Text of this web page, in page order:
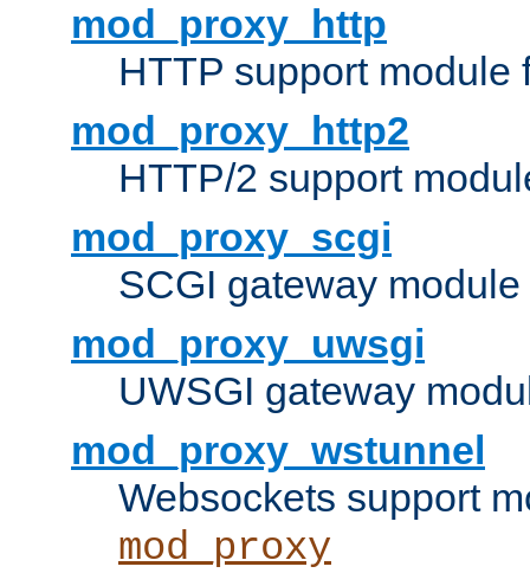
mod_proxy_http
HTTP support module
mod_proxy_http2
HTTP/2 support
mod_proxy_scgi
SCGI gateway
mod_proxy_uwsgi
UWSGI gateway
mod_proxy_wstunnel
Websockets support
mod_proxy